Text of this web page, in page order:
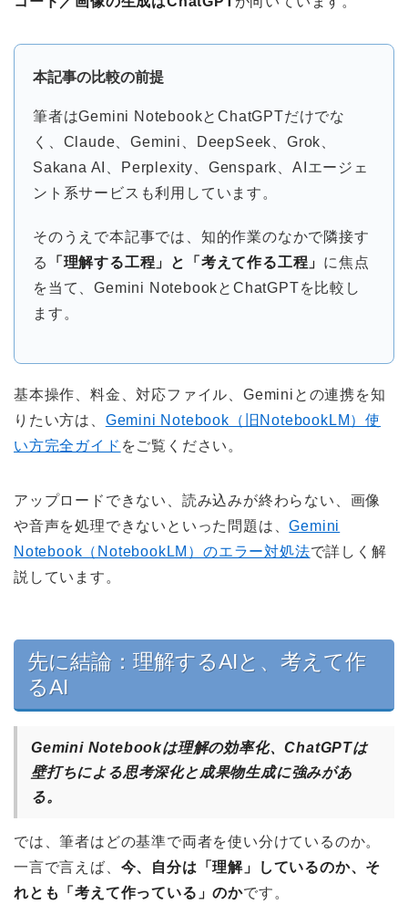
本記事の比較の前提
筆者はGemini NotebookとChatGPTだけでな
く、Claude、Gemini、DeepSeek、Grok、
Sakana AI、Perplexity、Genspark、AIエージェ
ント系サービスも利用しています。
そのうえで本記事では、知的作業のなかで隣接す
る
「理解する工程」と「考えて作る工程」 に焦点
を当て、Gemini NotebookとChatGPTを比較し
ます。
基本操作、料金、対応ファイル、Geminiとの連携を知
りたい方は、 Gemini Notebook（旧NotebookLM）使
い方完全ガイド をご覧ください。
アップロードできない、読み込みが終わらない、画像
や音声を処理できないといった問題は、Gemini
Notebook（NotebookLM）のエラー対処法で詳しく解
説しています。
先に結論：理解するAIと、考えて作
るAI
Gemini Notebookは理解の効率化、ChatGPTは
壁打ちによる思考深化と成果物生成に強みがあ
る。
では、筆者はどの基準で両者を使い分けているのか。
一言で言えば、 今、自分は「理解」しているのか、そ
れとも「考えて作っている」のかです。